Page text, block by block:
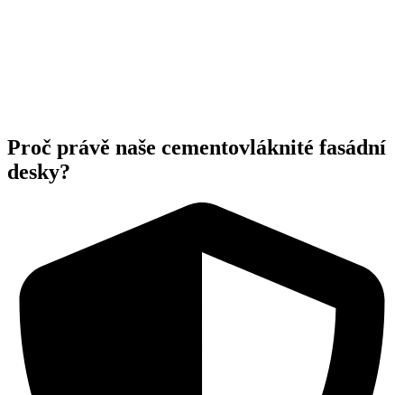
Proč právě naše cementovláknité fasádní
desky?